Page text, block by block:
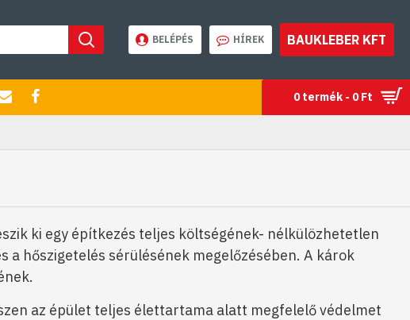
BELÉPÉS HÍREK BAUKLEBER KFT
0 termék - 0 Ft
ki egy építkezés teljes költségének- nélkülözhetetlen
a hőszigetelés sérülésének megelőzésében. A károk
az épület teljes élettartama alatt megfelelő védelmet